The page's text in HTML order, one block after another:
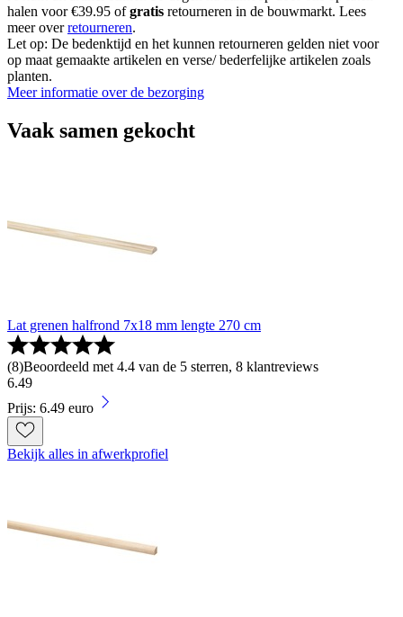
halen voor €39.95 ofgratis retourneren in de bouwmarkt. Lees
meer overretourneren.
Let op: De bedenktijd en het kunnen retourneren gelden niet voor
op maat gemaakte artikelen en verse/ bederfelijke artikelen zoals
planten.
Meer informatie over de bezorging
Vaak samen gekocht
Lat grenen halfrond 7x18 mm lengte 270 cm
(8)Beoordeeld met 4.4 van de 5 sterren, 8 klantreviews
6.49
Prijs: 6.49 euro
Bekijk alles in afwerkprofiel